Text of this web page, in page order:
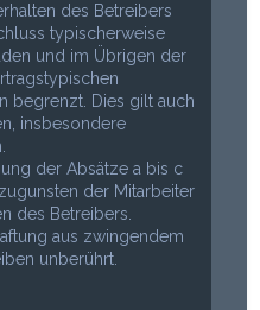
des Betreibers
typischerweise
und im Übrigen der
begrenzt. Dies gilt auch
insbesondere
der Absätze a bis c
der Mitarbeiter
des Betreibers.
aus zwingendem
unberührt.